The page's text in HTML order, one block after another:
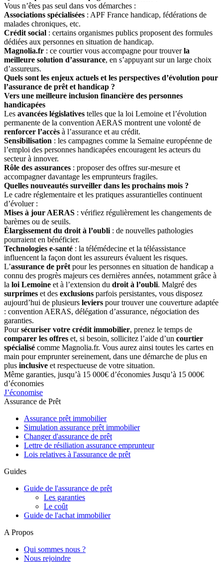
Vous n’êtes pas seul dans vos démarches :
Associations spécialisées : APF France handicap, fédérations de
malades chroniques, etc.
Crédit social : certains organismes publics proposent des formules
dédiées aux personnes en situation de handicap.
Magnolia.fr : ce courtier vous accompagne pour trouverla
meilleure solution d’assurance, en s’appuyant sur un large choix
d’assureurs.
Quels sont les enjeux actuels et les perspectives d’évolution pour
l’assurance de prêt et handicap ?
Vers une meilleure inclusion financière des personnes
handicapées
Les avancées législatives telles que la loi Lemoine et l’évolution
permanente de la convention AERAS montrent une volonté de
renforcer l’accès à l’assurance et au crédit.
Sensibilisation : les campagnes comme la Semaine européenne de
l’emploi des personnes handicapées encouragent les acteurs du
secteur à innover.
Rôle des assurances : proposer des offres sur-mesure et
accompagner davantage les emprunteurs fragiles.
Quelles nouveautés surveiller dans les prochains mois ?
Le cadre réglementaire et les pratiques assurantielles continuent
d’évoluer :
Mises à jour AERAS : vérifiez régulièrement les changements de
barèmes ou de seuils.
Élargissement du droit à l’oubli : de nouvelles pathologies
pourraient en bénéficier.
Technologies e-santé : la télémédecine et la téléassistance
influencent la façon dont les assureurs évaluent les risques.
L’assurance de prêt pour les personnes en situation de handicap a
connu des progrès majeurs ces dernières années, notamment grâce à
la loi Lemoine et à l’extension du droit à l’oubli. Malgré des
surprimes et des exclusions parfois persistantes, vous disposez
aujourd’hui de plusieurs leviers pour trouver une couverture adaptée
: convention AERAS, délégation d’assurance, négociation des
garanties.
Poursécuriser votre crédit immobilier, prenez le temps de
comparer les offres et, si besoin, sollicitez l’aide d’un courtier
spécialisé comme Magnolia.fr. Vous aurez ainsi toutes les cartes en
main pour emprunter sereinement, dans une démarche de plus en
plus inclusive et respectueuse de votre situation.
Même garanties, jusqu’à 15 000€ d’économies Jusqu’à 15 000€
d’économies
J’économise
Assurance de Prêt
Assurance prêt immobilier
Simulation assurance prêt immobilier
Changer d'assurance de prêt
Lettre de résiliation assurance emprunteur
Lois relatives à l'assurance de prêt
Guides
Guide de l'assurance de prêt
Les garanties
Le coût
Guide de l'achat immobilier
A Propos
Qui sommes nous ?
Nous rejoindre